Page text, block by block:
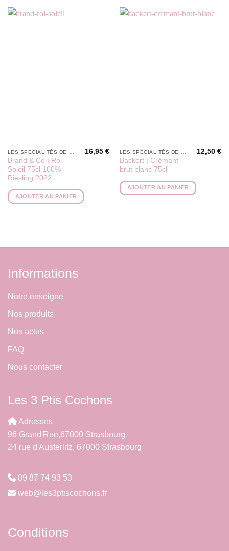
Brand & Co | Roi
Soleil 75cl 100%
Riesling 2022
16,95€
AJOUTER AU PANIER
Backert | Crémant
brut blanc 75cl
12,50€
AJOUTER AU PANIER
Informations
Notre enseigne
Nos produits
Nos actus
FAQ
Nous contacter
Les 3 Ptis Cochons
Adresses
96 Grand'Rue,67000 Strasbourg
24 rue d'Austerlitz, 67000 Strasbourg
09 87 74 93 53
web@les3ptiscochons.fr
Conditions